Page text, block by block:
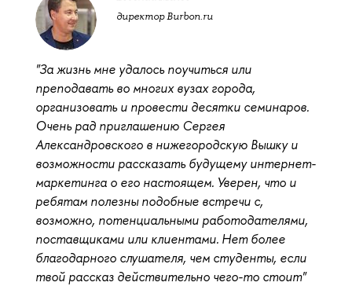
директор Burbon.ru
"За жизнь мне удалось поучиться или
преподавать во многих вузах города,
организовать и провести десятки семинаров.
Очень рад приглашению Сергея
Александровского в нижегородскую Вышку и
возможности рассказать будущему интернет-
маркетинга о его настоящем. Уверен, что и
ребятам полезны подобные встречи с,
возможно, потенциальными работодателями,
поставщиками или клиентами. Нет более
благодарного слушателя, чем студенты, если
твой рассказ действительно чего-то стоит"